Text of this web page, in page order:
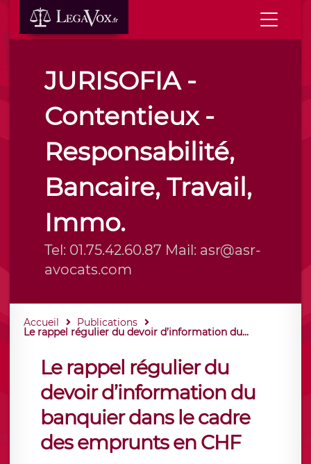
JURISOFIA -
Contentieux -
Responsabilité,
Bancaire, Travail,
Immo.
Tel: 01.75.42.60.87 Mail: asr@asr-
avocats.com
Accueil Publications
Le rappel régulier du devoir d’information du...
Le rappel régulier du
devoir d’information du
banquier dans le cadre
des emprunts en CHF